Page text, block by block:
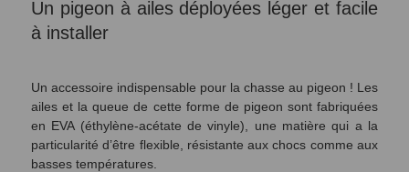
Un pigeon à ailes déployées léger et facile
à installer
Un accessoire indispensable pour la chasse au pigeon ! Les
ailes et la queue de cette forme de pigeon sont fabriquées
en EVA (éthylène-acétate de vinyle), une matière qui a la
particularité d’être flexible, résistante aux chocs comme aux
basses températures.